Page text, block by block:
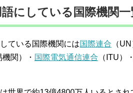
にしている国際機関
ている国際機関には国際連合 （
機関）・ 国際電気通信連合 （ITU）・